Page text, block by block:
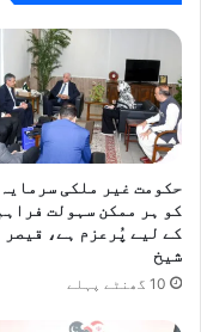
حکومت غیر ملکی
کو ہر ممکن سہولت
کے لیے پُرعزم ہے، قیصر
شیخ
10 گھنٹے پہلے